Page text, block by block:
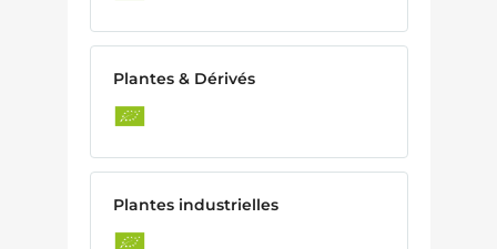
Plantes & Dérivés
Plantes industrielles